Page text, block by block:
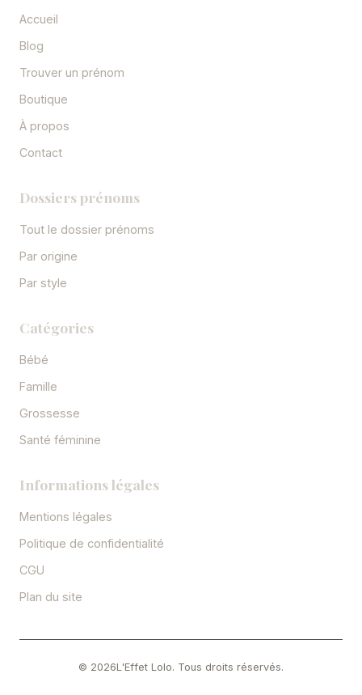
Accueil
Blog
Trouver un prénom
Boutique
À propos
Contact
Dossiers prénoms
Tout le dossier prénoms
Par origine
Par style
Catégories
Bébé
Famille
Grossesse
Santé féminine
Informations légales
Mentions légales
Politique de confidentialité
CGU
Plan du site
© 2026L'Effet Lolo. Tous droits réservés.